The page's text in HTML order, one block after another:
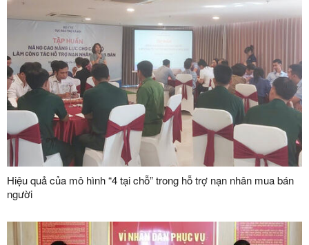
Hiệu quả của mô hình “4 tại chỗ” trong hỗ trợ nạn nhân mua bán
người